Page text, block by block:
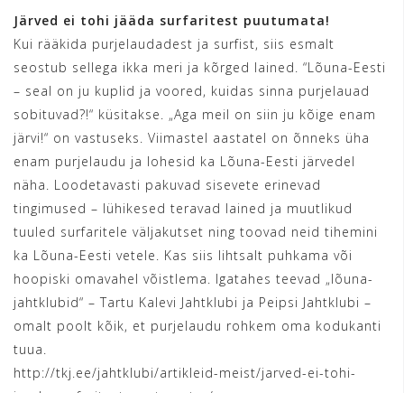
Järved ei tohi jääda surfaritest puutumata!
Kui rääkida purjelaudadest ja surfist, siis esmalt
seostub sellega ikka meri ja kõrged lained. “Lõuna-Eesti
– seal on ju kuplid ja voored, kuidas sinna purjelauad
sobituvad?!“ küsitakse. „Aga meil on siin ju kõige enam
järvi!“ on vastuseks. Viimastel aastatel on õnneks üha
enam purjelaudu ja lohesid ka Lõuna-Eesti järvedel
näha. Loodetavasti pakuvad sisevete erinevad
tingimused – lühikesed teravad lained ja muutlikud
tuuled surfaritele väljakutset ning toovad neid tihemini
ka Lõuna-Eesti vetele. Kas siis lihtsalt puhkama või
hoopiski omavahel võistlema. Igatahes teevad „lõuna-
jahtklubid“ – Tartu Kalevi Jahtklubi ja Peipsi Jahtklubi –
omalt poolt kõik, et purjelaudu rohkem oma kodukanti
tuua.
http://tkj.ee/jahtklubi/artikleid-meist/jarved-ei-tohi-